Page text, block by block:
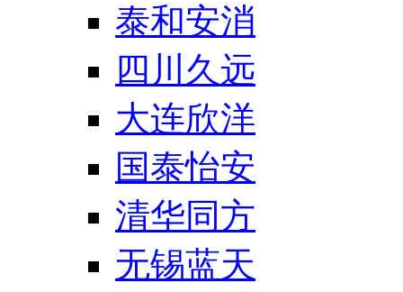
泰和安消
四川久远
大连欣洋
国泰怡安
清华同方
无锡蓝天